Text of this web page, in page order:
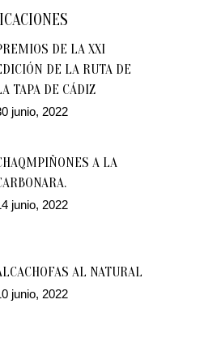
DE LA XXI
DE LA RUTA DE
TAPA DE CÁDIZ
junio, 2022
A LA
junio, 2022
AL NATURAL
junio, 2022